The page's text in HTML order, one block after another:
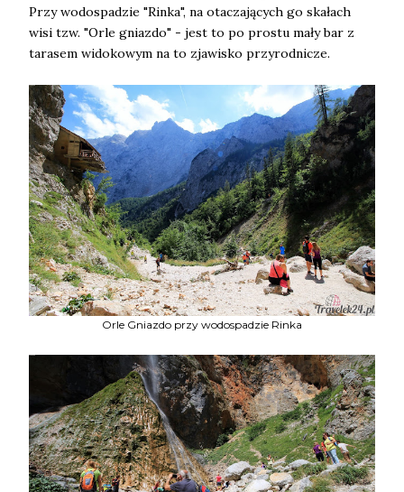
Przy wodospadzie "Rinka", na otaczających go skałach
wisi tzw. "Orle gniazdo" - jest to po prostu mały bar z
tarasem widokowym na to zjawisko przyrodnicze.
Orle Gniazdo przy wodospadzie Rinka